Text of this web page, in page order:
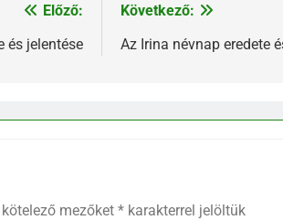
Előző:
és jelentése
Következő:
Az Irina névnap eredete
mezőket * karakterrel jelöltük